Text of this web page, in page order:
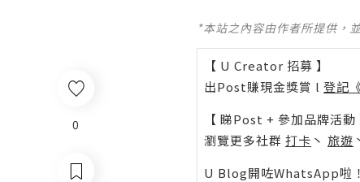
0
*本站之內容由作者所提供，
【 U Creator 招募 】
出Post賺現金獎賞 l 登記
【 睇Post + 參加品牌活動
瀏覽更多社群 打卡 丶 旅遊
U Blog開咗WhatsApp啦